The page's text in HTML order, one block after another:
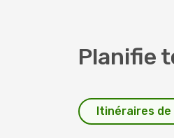
Planifie
Itinéraires de